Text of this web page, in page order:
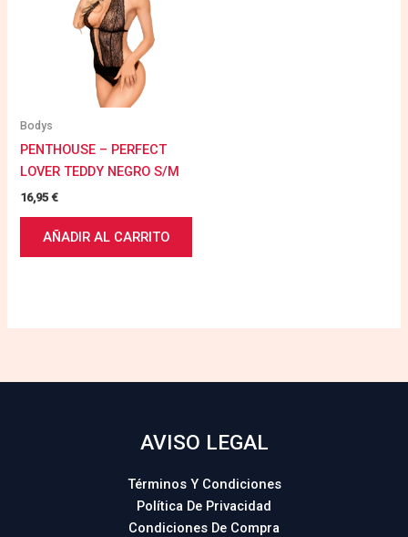
Bodys
PENTHOUSE – PERFECT
LOVER TEDDY NEGRO S/M
16,95€
AÑADIR AL CARRITO
AVISO LEGAL
Términos Y Condiciones
Política De Privacidad
Condiciones De Compra